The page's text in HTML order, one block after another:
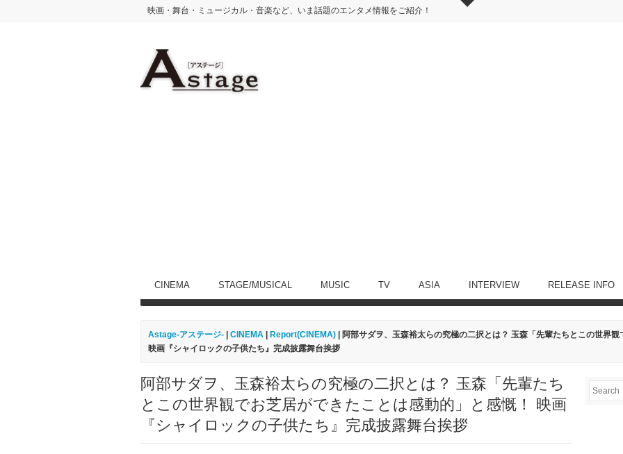
映画・舞台・ミュージカル・音楽など、いま話題のエンタメ情報をご紹介！
CINEMA STAGE/MUSICAL MUSIC TV ASIA INTERVIEW RELEASE INFO
Astage-アステージ- CINEMA Report(CINEMA) | 阿部サダヲ、玉森裕太らの究極の二択とは？ 玉森「先輩たちとこの世界
映画『シャイロックの子供たち』完成披露舞台挨拶
阿部サダヲ、玉森裕太らの究極の二択とは？ 玉森「先輩たち
とこの世界観でお芝居ができたことは感動的」と感慨！ 映画
『シャイロックの子供たち』完成披露舞台挨拶